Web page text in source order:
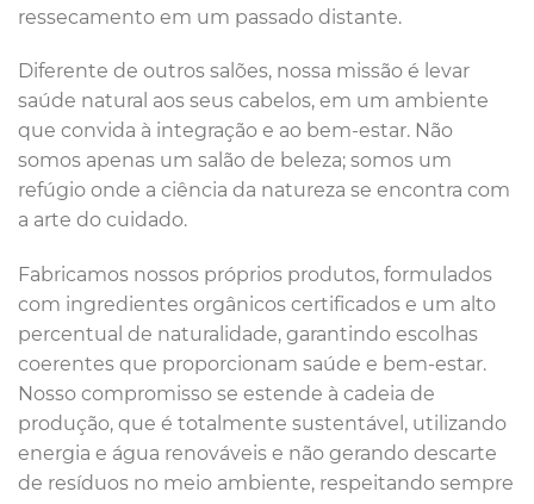
ressecamento em um passado distante.
Diferente de outros salões, nossa missão é levar
saúde natural aos seus cabelos, em um ambiente
que convida à integração e ao bem-estar. Não
somos apenas um salão de beleza; somos um
refúgio onde a ciência da natureza se encontra com
a arte do cuidado.
Fabricamos nossos próprios produtos, formulados
com ingredientes orgânicos certificados e um alto
percentual de naturalidade, garantindo escolhas
coerentes que proporcionam saúde e bem-estar.
Nosso compromisso se estende à cadeia de
produção, que é totalmente sustentável, utilizando
energia e água renováveis e não gerando descarte
de resíduos no meio ambiente, respeitando sempre